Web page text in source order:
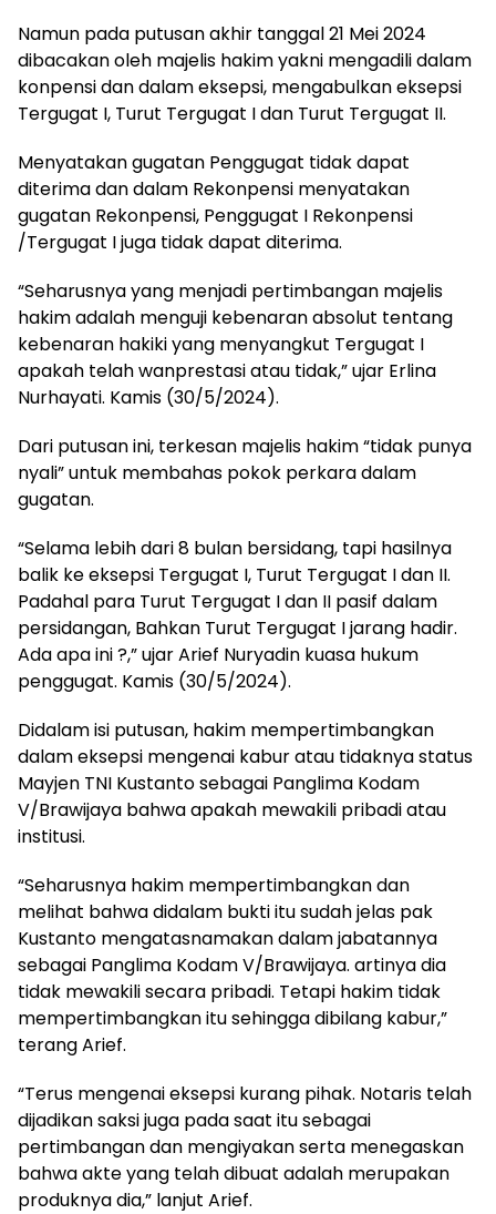
Namun pada putusan akhir tanggal 21 Mei 2024
dibacakan oleh majelis hakim yakni mengadili dalam
konpensi dan dalam eksepsi, mengabulkan eksepsi
Tergugat I, Turut Tergugat I dan Turut Tergugat II.
Menyatakan gugatan Penggugat tidak dapat
diterima dan dalam Rekonpensi menyatakan
gugatan Rekonpensi, Penggugat I Rekonpensi
/Tergugat I juga tidak dapat diterima.
“Seharusnya yang menjadi pertimbangan majelis
hakim adalah menguji kebenaran absolut tentang
kebenaran hakiki yang menyangkut Tergugat I
apakah telah wanprestasi atau tidak,” ujar Erlina
Nurhayati. Kamis (30/5/2024).
Dari putusan ini, terkesan majelis hakim “tidak punya
nyali” untuk membahas pokok perkara dalam
gugatan.
“Selama lebih dari 8 bulan bersidang, tapi hasilnya
balik ke eksepsi Tergugat I, Turut Tergugat I dan II.
Padahal para Turut Tergugat I dan II pasif dalam
persidangan, Bahkan Turut Tergugat I jarang hadir.
Ada apa ini ?,” ujar Arief Nuryadin kuasa hukum
penggugat. Kamis (30/5/2024).
Didalam isi putusan, hakim mempertimbangkan
dalam eksepsi mengenai kabur atau tidaknya status
Mayjen TNI Kustanto sebagai Panglima Kodam
V/Brawijaya bahwa apakah mewakili pribadi atau
institusi.
“Seharusnya hakim mempertimbangkan dan
melihat bahwa didalam bukti itu sudah jelas pak
Kustanto mengatasnamakan dalam jabatannya
sebagai Panglima Kodam V/Brawijaya. artinya dia
tidak mewakili secara pribadi. Tetapi hakim tidak
mempertimbangkan itu sehingga dibilang kabur,”
terang Arief.
“Terus mengenai eksepsi kurang pihak. Notaris telah
dijadikan saksi juga pada saat itu sebagai
pertimbangan dan mengiyakan serta menegaskan
bahwa akte yang telah dibuat adalah merupakan
produknya dia,” lanjut Arief.